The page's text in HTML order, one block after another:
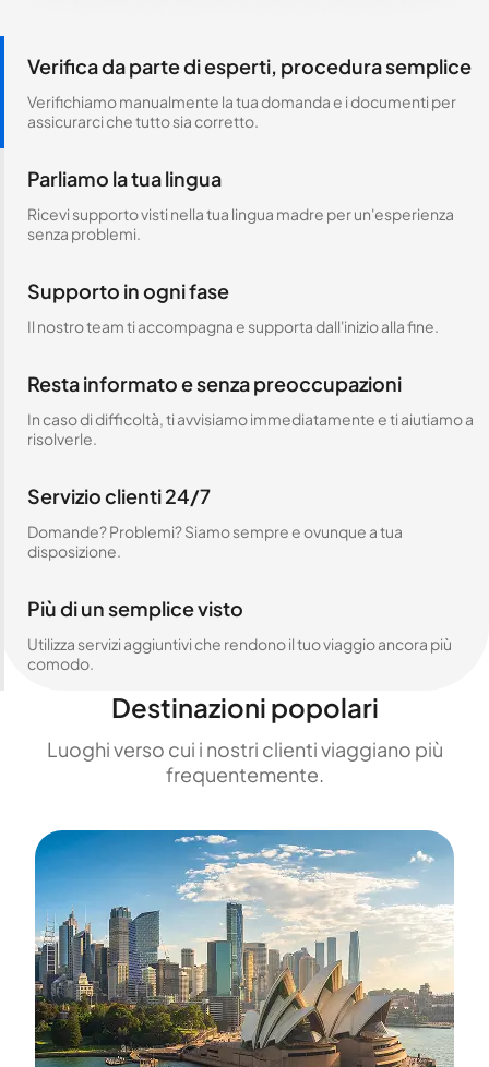
Verifica da parte di esperti, procedura semplice
Verifichiamo manualmente la tua domanda e i documenti per
assicurarci che tutto sia corretto.
Parliamo la tua lingua
Ricevi supporto visti nella tua lingua madre per un'esperienza
senza problemi.
Supporto in ogni fase
Il nostro team ti accompagna e supporta dall'inizio alla fine.
Resta informato e senza preoccupazioni
In caso di difficoltà, ti avvisiamo immediatamente e ti aiutiamo a
risolverle.
Servizio clienti 24/7
Domande? Problemi? Siamo sempre e ovunque a tua
disposizione.
Più di un semplice visto
Utilizza servizi aggiuntivi che rendono il tuo viaggio ancora più
comodo.
Destinazioni popolari
Luoghi verso cui i nostri clienti viaggiano più
frequentemente.